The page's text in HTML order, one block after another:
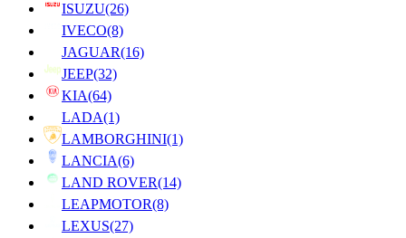
ISUZU(26)
IVECO(8)
JAGUAR(16)
JEEP(32)
KIA(64)
LADA(1)
LAMBORGHINI(1)
LANCIA(6)
LAND ROVER(14)
LEAPMOTOR(8)
LEXUS(27)